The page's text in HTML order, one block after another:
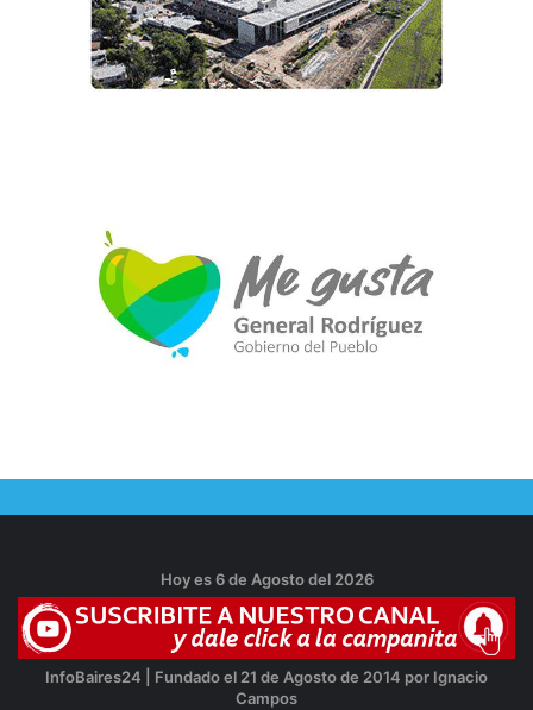
Hoy es 6 de Agosto del 2026
InfoBaires24 | Fundado el 21 de Agosto de 2014 por Ignacio
Campos